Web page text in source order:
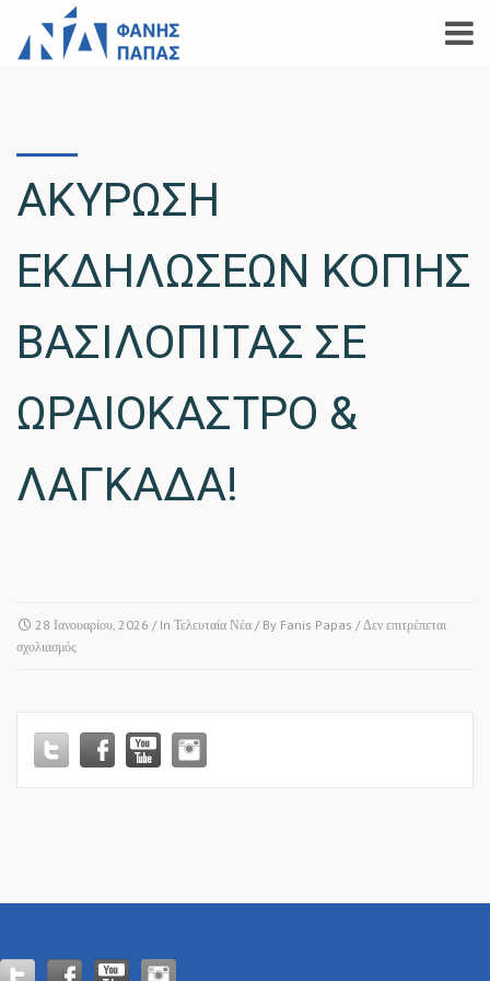
ΑΚΥΡΩΣΗ
ΕΚΔΗΛΩΣΕΩΝ ΚΟΠΗΣ
ΒΑΣΙΛΟΠΙΤΑΣ ΣΕ
ΩΡΑΙΟΚΑΣΤΡΟ &
ΛΑΓΚΑΔΑ!
28 Ιανουαρίου, 2026 / In Τελευταία Νέα / By Fanis Papas /Δεν επιτρέπεται
σχολιασμόςστο
ΚΟΠΗΣ
ΒΑΣΙΛΟΠΙΤΑΣ